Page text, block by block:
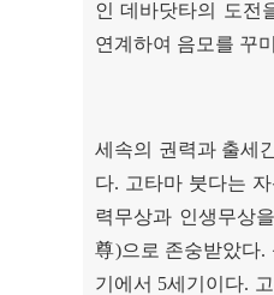
인 데바닷타의 도전
연계하여 음모를 꾸
세속의 권력과 출세
다. 고타마 붓다는
력무상과 인생무상
尊)으로 존숭받았다.
기에서 5세기이다.